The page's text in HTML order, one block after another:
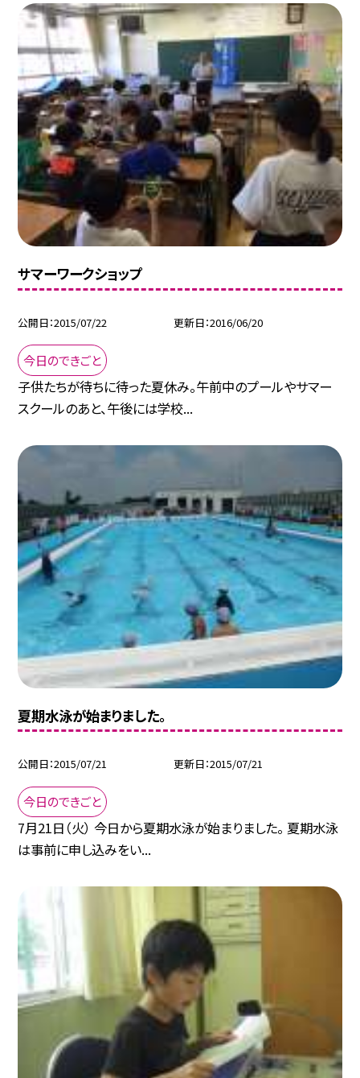
サマーワークショップ
公開日 2015/07/22 更新日 2016/06/20
今日のできごと
子供たちが待ちに待った夏休み。午前中のプールやサマー
スクールのあと、午後には学校...
夏期水泳が始まりました。
公開日 2015/07/21 更新日 2015/07/21
今日のできごと
7月21日（火） 今日から夏期水泳が始まりました。 夏期水泳
は事前に申し込みをい...